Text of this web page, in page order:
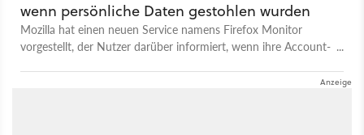
wenn persönliche Daten gestohlen wurden
Mozilla hat einen neuen Service namens Firefox Monitor
vorgestellt, der Nutzer darüber informiert, wenn ihre Account-